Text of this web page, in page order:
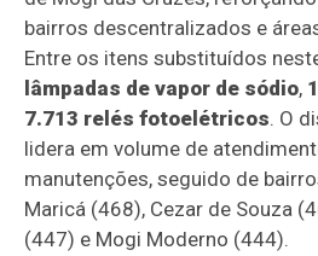
bairros descentralizados e
Entre os itens substituídos
lâmpadas de vapor de sódio,
7.713 relés fotoelétricos. O
lidera em volume de
manutenções, seguido de
Maricá (468), Cezar de Souza
(447) e Mogi Moderno (444).